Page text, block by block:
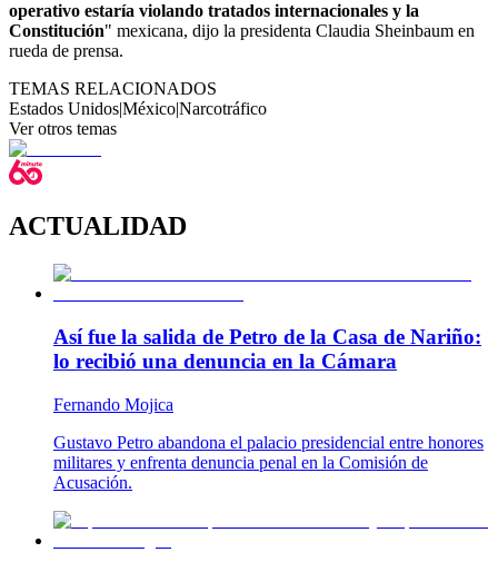
operativo estaría violando tratados internacionales y la
Constitución" mexicana, dijo la presidenta Claudia Sheinbaum en
rueda de prensa.
TEMAS RELACIONADOS
Estados Unidos|México|Narcotráfico
Ver otros temas
ACTUALIDAD
Así fue la salida de Petro de la Casa de Nariño:
lo recibió una denuncia en la Cámara
Fernando Mojica
Gustavo Petro abandona el palacio presidencial entre honores
militares y enfrenta denuncia penal en la Comisión de
Acusación.